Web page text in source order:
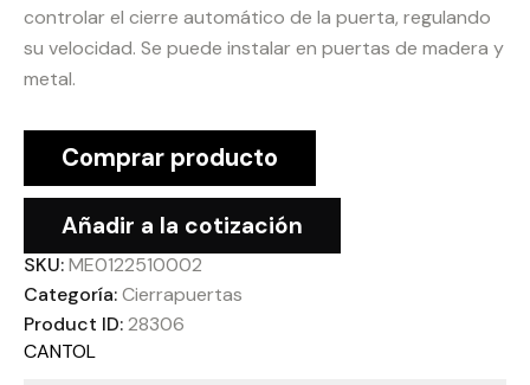
controlar el cierre automático de la puerta, regulando
su velocidad. Se puede instalar en puertas de madera y
metal.
Comprar producto
Añadir a la cotización
SKU:ME0122510002
Categoría:Cierrapuertas
Product ID:28306
CANTOL